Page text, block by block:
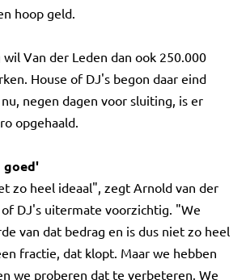
hoop geld.
Van der Leden dan ook 250.000
House of DJ's begon daar eind
negen dagen voor sluiting, is er
opgehaald.
goed'
zo heel ideaal", zegt Arnold van der
of DJ's uitermate voorzichtig. "We
van dat bedrag en is dus niet zo heel
fractie, dat klopt. Maar we hebben
we proberen dat te verbeteren. We